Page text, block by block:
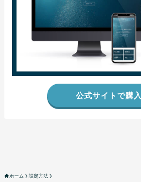
公式サイトで購入
ホーム 設定方法